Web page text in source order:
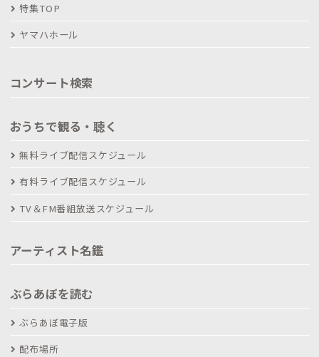
特集TOP
ヤマハホール
コンサート検索
おうちで観る・聴く
無料ライブ配信スケジュール
有料ライブ配信スケジュール
TV＆FM番組放送スケジュール
アーティスト名鑑
ぶらあぼを読む
ぶらあぼ電子版
配布場所